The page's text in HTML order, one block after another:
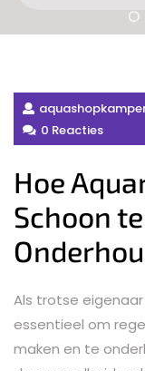
0 Reacties
Hoe
Schoon
Als trotse
essentieel om
maken en te